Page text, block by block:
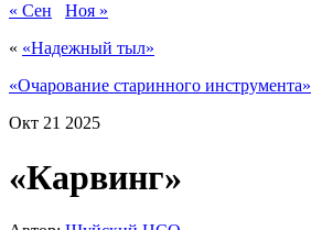
« Сен
Ноя »
« «Надежный тыл»
«Очарование старинного инструмента»
Окт 21 2025
«Карвинг»